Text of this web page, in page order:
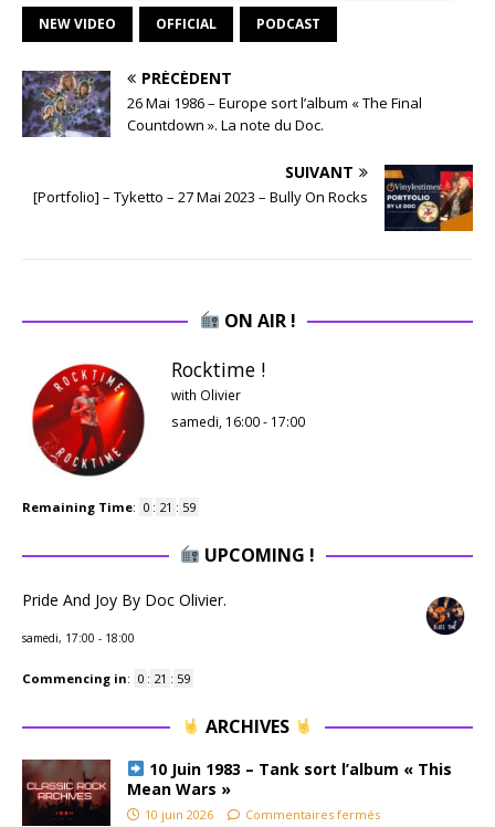
NEW VIDEO OFFICIAL PODCAST
PRÉCÉDENT
26 Mai 1986 – Europe sort l’album « The Final
Countdown ». La note du Doc.
SUIVANT
[Portfolio] – Tyketto – 27 Mai 2023 – Bully On Rocks
ON AIR !
Rocktime !
with Olivier
samedi, 16:00- 17:00
Remaining Time: 0 : 21 : 58
UPCOMING !
Pride And Joy By Doc Olivier.
samedi, 17:00 - 18:00
Commencing in: 0 : 21 : 58
ARCHIVES
10 Juin 1983 – Tank sort l’album « This
Mean Wars »
10 juin 2026 Commentaires fermés